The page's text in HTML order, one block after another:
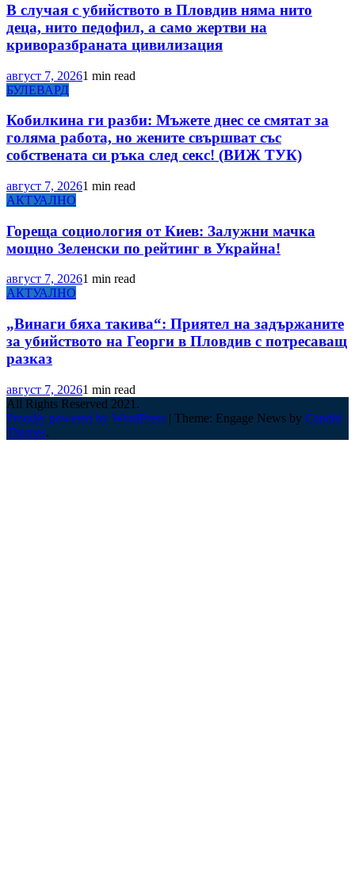
В случая с убийството в Пловдив няма нито
деца, нито педофил, а само жертви на
криворазбраната цивилизация
август 7, 20261 min read
БУЛЕВАРД
Кобилкина ги разби: Мъжете днес се смятат за
голяма работа, но жените свършват със
собствената си ръка след секс! (ВИЖ ТУК)
август 7, 20261 min read
АКТУАЛНО
Гореща социология от Киев: Залужни мачка
мощно Зеленски по рейтинг в Украйна!
август 7, 20261 min read
АКТУАЛНО
„Винаги бяха такива“: Приятел на задържаните
за убийството на Георги в Пловдив с потресаващ
разказ
август 7, 20261 min read
All Rights Reserved 2021.
Proudly powered by WordPress | Theme: Engage News by Candid
Themes.